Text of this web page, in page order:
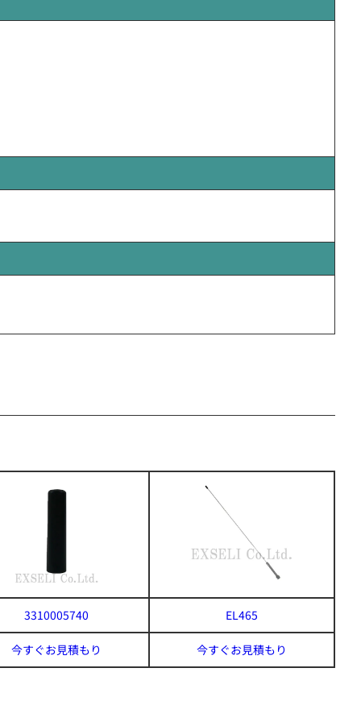
3310005740 EL465
今すぐお見積もり 今すぐお見積もり